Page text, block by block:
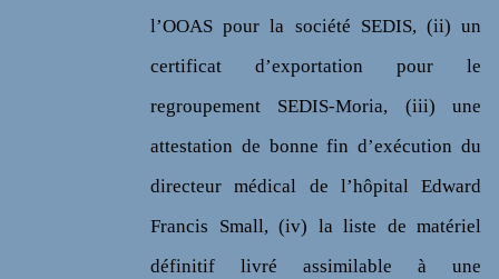
l’OOAS pour la société SEDIS, (ii) un
certificat d’exportation pour le
regroupement SEDIS-Moria, (iii) une
attestation de bonne fin d’exécution du
directeur médical de l’hôpital Edward
Francis Small, (iv) la liste de matériel
définitif livré assimilable à une